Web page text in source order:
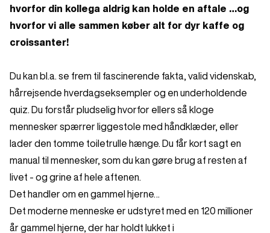
hvorfor din kollega aldrig kan holde en aftale …og
hvorfor vi alle sammen køber alt for dyr kaffe og
croissanter!
Du kan bl.a. se frem til fascinerende fakta, valid videnskab,
hårrejsende hverdagseksempler og en underholdende
quiz. Du forstår pludselig hvorfor ellers så kloge
mennesker spærrer liggestole med håndklæder, eller
lader den tomme toiletrulle hænge. Du får kort sagt en
manual til mennesker, som du kan gøre brug af resten af
livet - og grine af hele aftenen.
Det handler om en gammel hjerne…
Det moderne menneske er udstyret med en 120 millioner
år gammel hjerne, der har holdt lukket i